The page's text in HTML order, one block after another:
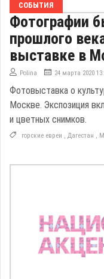
СОБЫТИЯ
Фотографии
прошлого
выставке в
Polina 24 марта 2020
Фотовыставка о
Москве. Экспозиция
и цветных снимков.
горские евреи , Дагестан ,